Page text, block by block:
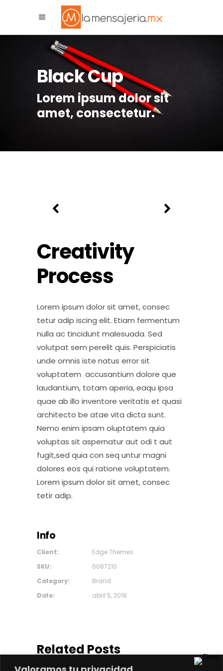
Black Cup
Lorem ipsum dolor sit
amet, consectetur.
Creativity
Process
Lorem ipsum dolor sit amet, consec
tetur adip iscing elit. Etiam fermentum
nulla ac tincidunt malesuada. Sed
volutpat sem perelit quis. Perspiciatis
unde omnis iste natus error sit
voluptatem accusantium dolore que
laudantium, totam aperia, eaqu ipsa
quae ab illo inventore veritatis et quasi
architecto be atae vita dicta sunt.
Nemo enim ipsam oluptatem quia
voluptas sit aspernatur aut odi t aut
fugit,sed quia con seq untur magni
dolores eos qui ratione voluptatem.
Lorem ipsum dolor sit amet, consec
tetir adip.
Info
Client:
Edge Themes
SKU:
6087210
Category:
Brand
Date:
abril 5, 2018
Related Posts
La Mensajeria MX
Asistente Virtual